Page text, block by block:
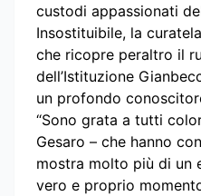
custodi appassionati
Insostituibile, la
che ricopre peraltro il
dell’Istituzione
un profondo
“Sono grata a tutti
Gesaro – che hanno
mostra molto più di un
vero e proprio